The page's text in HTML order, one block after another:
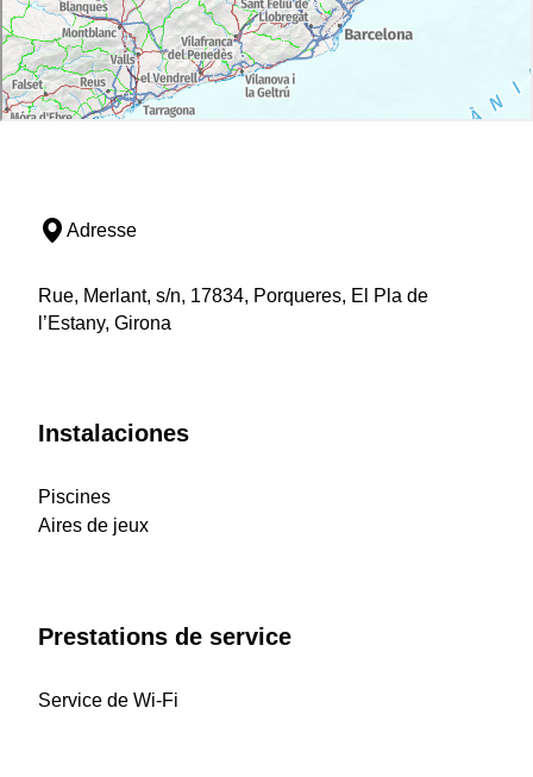
Adresse
Rue, Merlant, s/n, 17834, Porqueres, El Pla de
l’Estany, Girona
Instalaciones
Piscines
Aires de jeux
Prestations de service
Service de Wi-Fi